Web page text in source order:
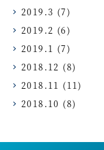
2019.3 (7)
2019.2 (6)
2019.1 (7)
2018.12 (8)
2018.11 (11)
2018.10 (8)